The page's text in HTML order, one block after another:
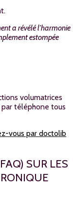
a révélé l’harmonie
estompée
volumatrices
téléphone tous
vous par doctolib
SUR LES